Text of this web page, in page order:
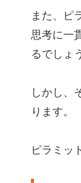
また、ピ
思考に一
るでしょ
しかし、
ります。
ピラミッ